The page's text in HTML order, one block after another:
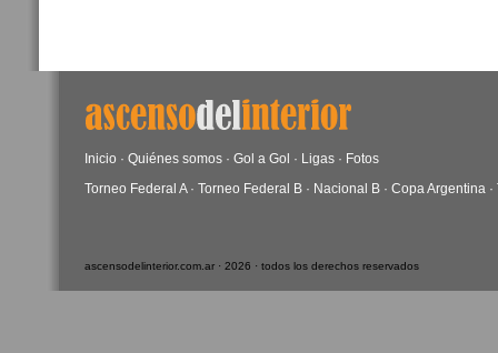
Inicio · Quiénes somos · Gol a Gol · Ligas · Fotos
Torneo Federal A· Torneo Federal B · Nacional B · Copa Argentina ·
ascensodelinterior.com.ar · 2026 · todos los derechos reservados